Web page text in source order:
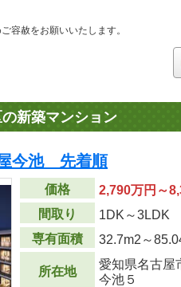
容赦をお願いいたします。
新築マンション
今池 先着順
価格
2,790万円～
間取り
1DK～3LDK
専有面積
32.7m2 ～
所在地
愛知県名古屋
今池５